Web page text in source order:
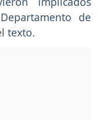
de
texto.